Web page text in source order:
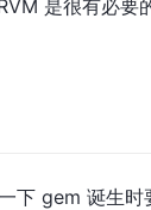
是很有必要
下 gem 诞生时